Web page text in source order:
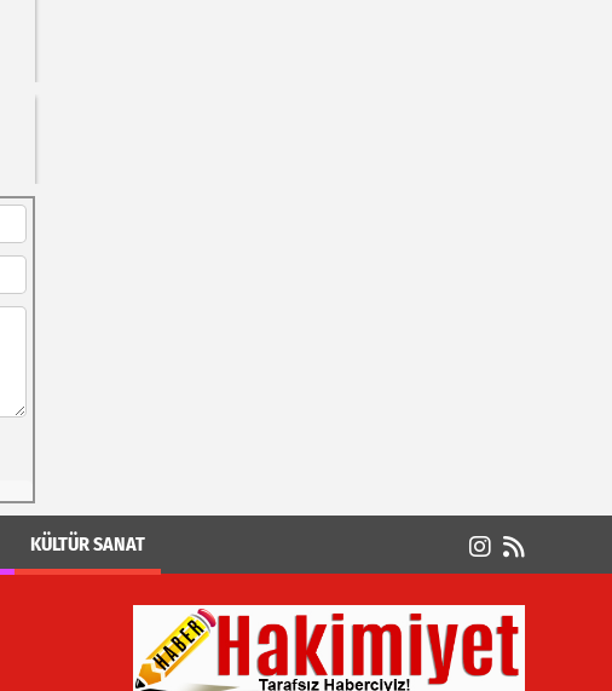
KÜLTÜR SANAT